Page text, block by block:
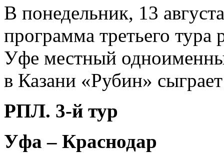
В понедельник, 13
программа третьего
Уфе местный
в Казани «Рубин»
РПЛ. 3-й тур
Уфа – Краснодар